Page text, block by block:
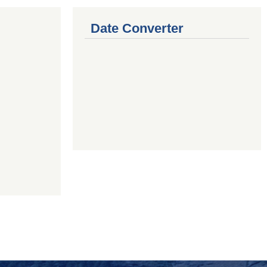
Date Converter